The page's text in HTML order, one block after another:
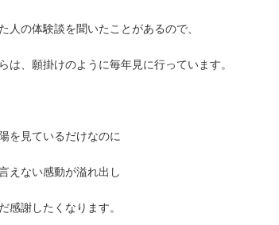
人の体験談を聞いたことがあるので、
は、願掛けのように毎年見に行っています。
を見ているだけなのに
えない感動が溢れ出し
感謝したくなります。